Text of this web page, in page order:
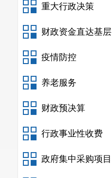
重大行政决策
财政资金直达基层
疫情防控
养老服务
财政预决算
行政事业性收费
政府集中采购项目